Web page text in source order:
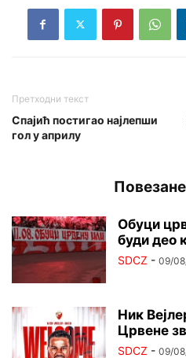
Претходни текст
Спајић постигао најлепши
гол у априлу
Обуци
буди део
SDCZ - 09/
Ник
Црвене
SDCZ - 09/